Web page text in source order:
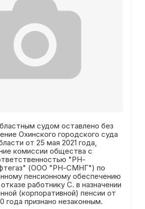
судом оставлено без
Охинского городского суда
от 25 мая 2021 года,
комиссии общества с
"РН-
(ООО "РН-СМНГ") по
пенсионному обеспечению
работнику С. в назначении
(корпоративной) пенсии от
года признано незаконным.